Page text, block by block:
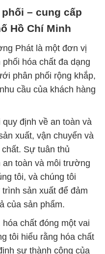
– cung cấp
Hồ Chí Minh
Phát là một đơn vị
hóa chất đa dạng
phân phối rộng khắp,
cầu của khách hàng
định về an toàn và
xuất, vận chuyển và
Sự tuân thủ
an toàn và môi trường
tôi, và chúng tôi
sản xuất để đảm
của sản phẩm.
chất đóng một vai
tôi hiểu rằng hóa chất
sự thành công của